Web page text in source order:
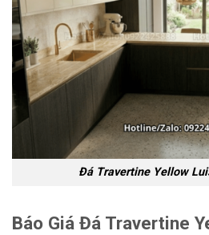
Đá Travertine Yellow
Báo Giá Đá Travertine